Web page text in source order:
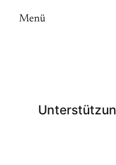
Menü